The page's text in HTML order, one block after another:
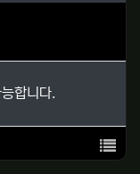
합니다.
목록